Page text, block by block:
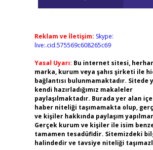
Reklam ve İletişim: Skype:
live:.cid.575569c608265c69
Yasal Uyarı: Bu internet sitesi,
marka, kurum veya şahıs şirketi ile
bağlantısı bulunmamaktadır. Sitede
kendi hazırladığımız makaleler
paylaşılmaktadır. Burada yer alan
haber niteliği taşımamakta olup,
ve kişiler hakkında paylaşım
Gerçek kurum ve kişiler ile isim
tamamen tesadüfidir. Sitemizdeki
halindedir ve tavsiye niteliği